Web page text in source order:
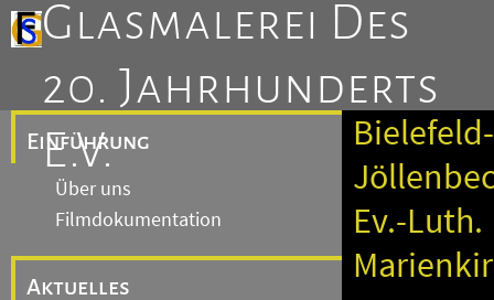
Glasmalerei Des
20. Jahrhunderts
E.V.
Einführung
Über uns
Filmdokumentation
Aktuelles
Bielefeld-
Ev.-Luth.